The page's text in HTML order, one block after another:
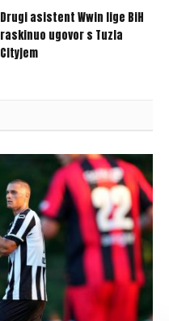
Drugi asistent Wwin lige BiH
raskinuo ugovor s Tuzla
Cityjem